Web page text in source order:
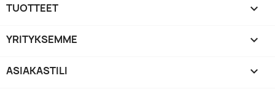
TUOTTEET 
YRITYKSEMME 
ASIAKASTILI 